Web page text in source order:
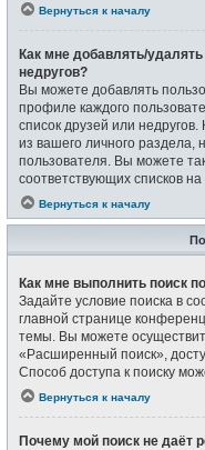
Вернуться к началу
Как мне добавлять/
недругов?
Вы можете добавлять
профиле каждого
список друзей или
из вашего личного
пользователя. Вы можете
соответствующих списков
Вернуться к началу
Как мне выполнить поиск
Задайте условие поиска в
главной странице
темы. Вы можете
«Расширенный поиск»,
Способ доступа к поиску
Вернуться к началу
Почему мой поиск не даёт